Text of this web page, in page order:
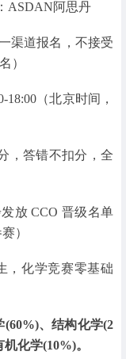
ASDAN阿思丹
渠道报名，不接受
）
18:00（北京时间，
，答错不扣分，全
放 CCO 晋级名单
）
，化学竞赛零基础
、结构化学(2
化学(10%)。